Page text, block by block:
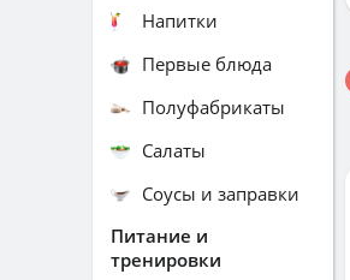
Напитки
Первые блюда
Полуфабрикаты
Салаты
Соусы и заправки
Питание и
тренировки